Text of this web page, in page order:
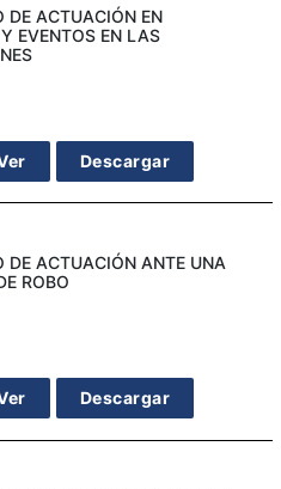
DE ACTUACIÓN EN
EVENTOS EN LAS
Descargar
DE ACTUACIÓN ANTE UNA
ROBO
Descargar